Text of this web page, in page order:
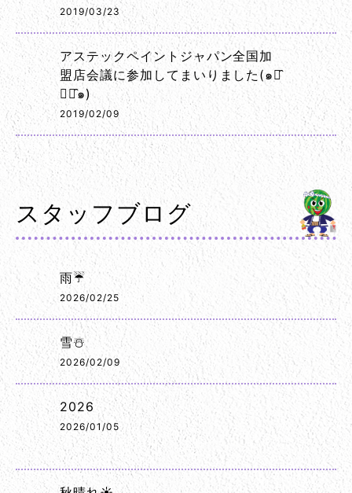
2019/03/23
アステックペイントジャパン全国加
盟店会議に参加してまいりました(๑･̑
◡･̑๑)
2019/02/09
スタッフブログ
雨☔
2026/02/25
雪☃️
2026/02/09
2026
2026/01/05